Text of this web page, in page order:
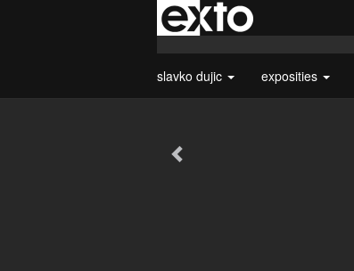
slavko dujic exposities